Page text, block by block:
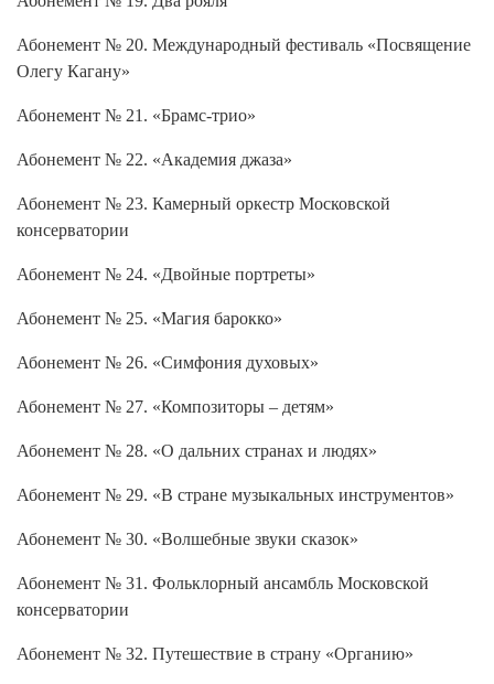
Абонемент № 20. Международный фестиваль «Посвящение
Олегу Кагану»
Абонемент № 21. «Брамс-трио»
Абонемент № 22. «Академия джаза»
Абонемент № 23. Камерный оркестр Московской
консерватории
Абонемент № 24. «Двойные портреты»
Абонемент № 25. «Магия барокко»
Абонемент № 26. «Симфония духовых»
Абонемент № 27. «Композиторы – детям»
Абонемент № 28. «О дальних странах и людях»
Абонемент № 29. «В стране музыкальных инструментов»
Абонемент № 30. «Волшебные звуки сказок»
Абонемент № 31. Фольклорный ансамбль Московской
консерватории
Абонемент № 32. Путешествие в страну «Органию»